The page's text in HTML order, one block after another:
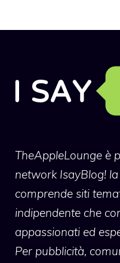
TheAppleLounge è
network IsayBlog!
comprende siti
indipendente che
appassionati ed
Per pubblicità,